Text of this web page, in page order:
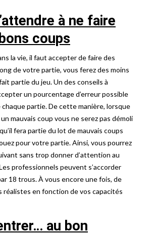
à ne faire
coups
la vie, il faut accepter de faire des
de votre partie, vous ferez des moins
partie du jeu. Un des conseils à
un pourcentage d’erreur possible
partie. De cette manière, lorsque
mauvais coup vous ne serez pas démoli
fera partie du lot de mauvais coups
pour votre partie. Ainsi, vous pourrez
sans trop donner d’attention au
professionnels peuvent s’accorder
18 trous. À vous encore une fois, de
réalistes en fonction de vos capacités
au bon